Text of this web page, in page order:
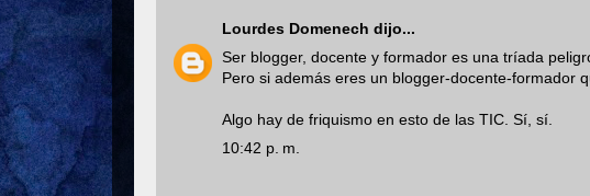
Lourdes Domenech dijo...
Ser blogger, docente y formador es una tríada
Pero si además eres un blogger-docente-formador
Algo hay de friquismo en esto de las TIC. Sí, sí.
10:42 p. m.